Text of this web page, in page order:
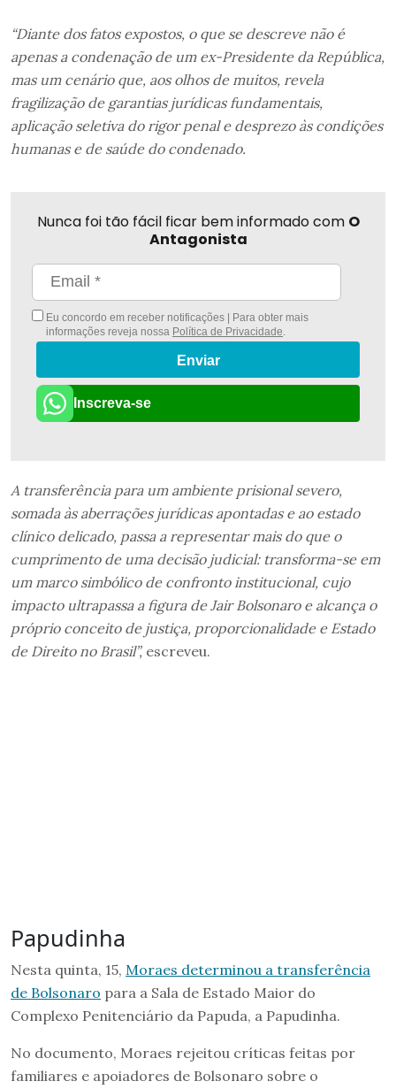
“Diante dos fatos expostos, o que se descreve não é
apenas a condenação de um ex-Presidente da República,
mas um cenário que, aos olhos de muitos, revela
fragilização de garantias jurídicas fundamentais,
aplicação seletiva do rigor penal e desprezo às condições
humanas e de saúde do condenado.
Nunca foi tão fácil ficar bem informado com O
Antagonista
Eu concordo em receber notificações | Para obter mais
informações reveja nossa Política de Privacidade.
Enviar
Inscreva-se
A transferência para um ambiente prisional severo,
somada às aberrações jurídicas apontadas e ao estado
clínico delicado, passa a representar mais do que o
cumprimento de uma decisão judicial: transforma-se em
um marco simbólico de confronto institucional, cujo
impacto ultrapassa a figura de Jair Bolsonaro e alcança o
próprio conceito de justiça, proporcionalidade e Estado
de Direito no Brasil”, escreveu.
Papudinha
Nesta quinta, 15, Moraes determinou a transferência
de Bolsonaro para a Sala de Estado Maior do
Complexo Penitenciário da Papuda, a Papudinha.
No documento, Moraes rejeitou críticas feitas por
familiares e apoiadores de Bolsonaro sobre o